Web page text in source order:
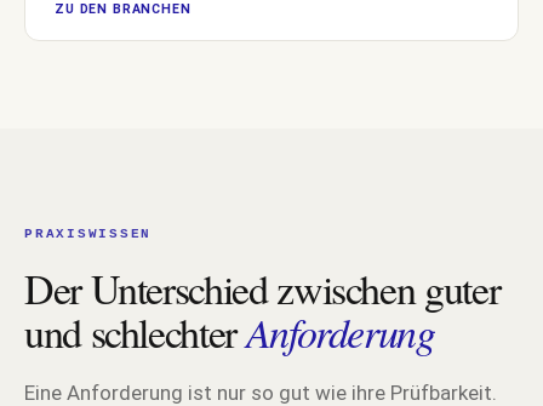
ZU DEN BRANCHEN
PRAXISWISSEN
Der Unterschied zwischen guter
und schlechterAnforderung
Eine Anforderung ist nur so gut wie ihre Prüfbarkeit.